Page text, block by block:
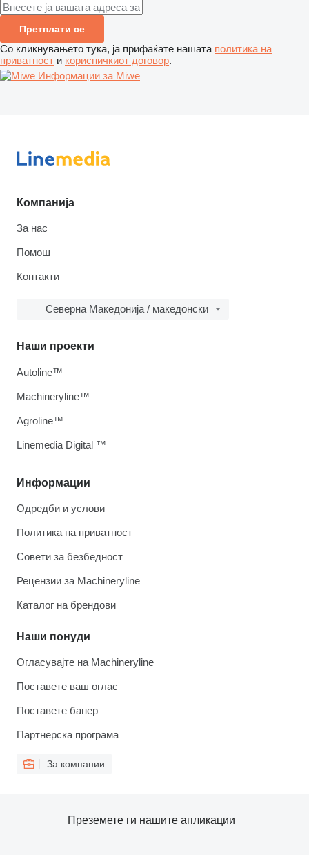
Претплати се
Со кликнувањето тука, ја прифаќате нашата политика на
приватност и корисничкиот договор.
Информации за Miwe
Компанија
За нас
Помош
Контакти
Северна Македонија / македонски
Информации
Одредби и услови
Политика на приватност
Совети за безбедност
Рецензии за Machineryline
Каталог на брендови
Наши понуди
Огласувајте на Machineryline
Поставете ваш оглас
Поставете банер
Партнерска програма
За компании
Наши проекти
Autoline™
Machineryline™
Agroline™
Linemedia Digital ™
Преземете ги нашите апликации